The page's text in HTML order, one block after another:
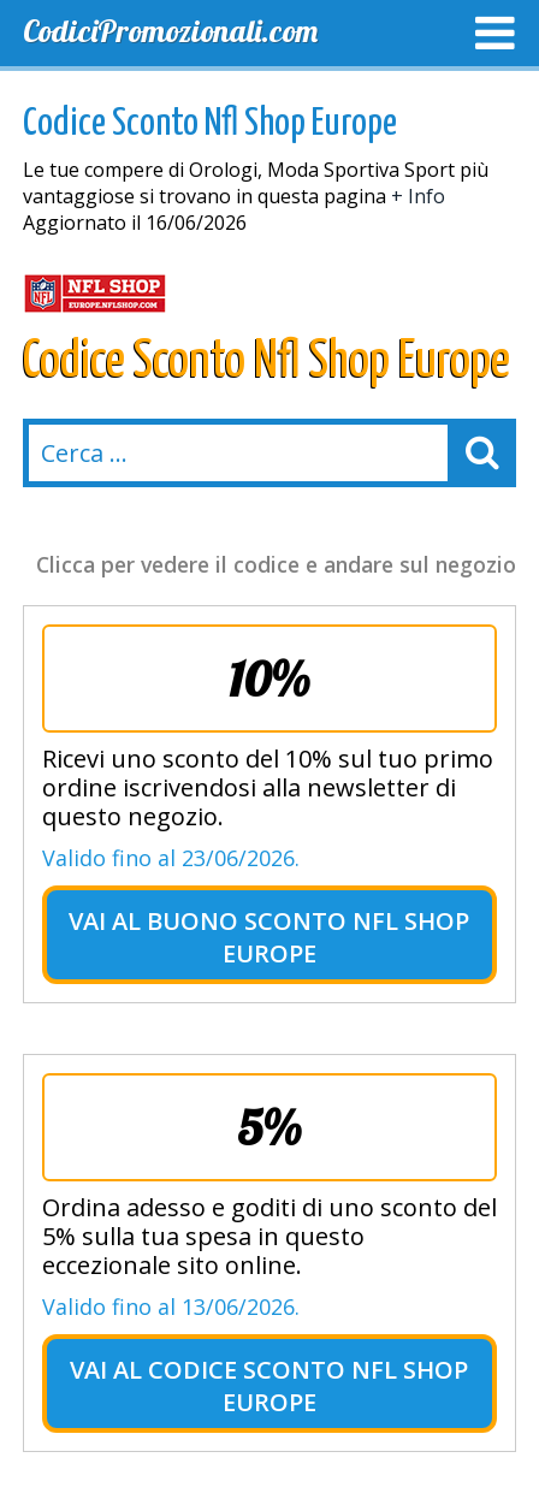
CodiciPromozionali.com
Codice Sconto Nfl Shop Europe
Le tue compere di Orologi, Moda Sportiva Sport più
vantaggiose si trovano in questa pagina + Info
Aggiornato il 16/06/2026
Codice Sconto Nfl Shop Europe
Clicca per vedere il codice e andare sul negozio
10%
Ricevi uno sconto del 10% sul tuo primo
ordine iscrivendosi alla newsletter di
questo negozio.
Valido fino al 23/06/2026.
VAI AL BUONO SCONTO NFL SHOP
EUROPE
5%
Ordina adesso e goditi di uno sconto del
5% sulla tua spesa in questo
eccezionale sito online.
Valido fino al 13/06/2026.
VAI AL CODICE SCONTO NFL SHOP
EUROPE